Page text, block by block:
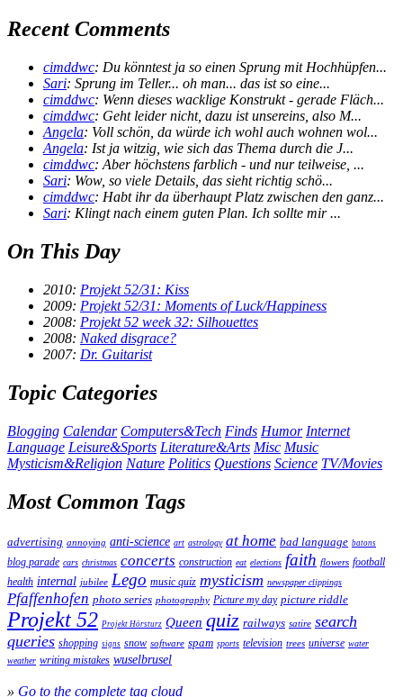
Recent Comments
cimddwc: Du könntest ja so einen Sprung mit Hochhüpfen...
Sari: Sprung im Teller... oh man... das ist so eine...
cimddwc: Wenn dieses wacklige Konstrukt - gerade Fläch...
cimddwc: Geht leider nicht, dazu ist unsereins, also M...
Angela: Voll schön, da würde ich wohl auch wohnen wol...
Angela: Ist ja witzig, wie sich das Thema durch die J...
cimddwc: Aber höchstens farblich - und nur teilweise, ...
Sari: Wow, so viele Details, das sieht richtig schö...
cimddwc: Habt ihr da überhaupt Platz zwischen den ganz...
Sari: Klingt nach einem guten Plan. Ich sollte mir ...
On This Day
2010: Projekt 52/31: Kiss
2009: Projekt 52/31: Moments of Luck/Happiness
2008: Projekt 52 week 32: Silhouettes
2008: Naked disgrace?
2007: Dr. Guitarist
Topic Categories
Blogging Calendar Computers&Tech Finds Humor Internet
Language Leisure&Sports Literature&Arts Misc Music
Mysticism&Religion Nature Politics Questions Science TV/Movies
Most Common Tags
advertising annoying anti-science art astrology at home bad language batons
blog parade cars christmas concerts construction eat elections faith flowers football
health internal jubilee Lego music quiz mysticism newspaper clippings
Pfaffenhofen photo series photography Picture my day picture riddle
Projekt 52 Projekt Hörsturz Queen quiz railways satire search
queries shopping signs snow software spam sports television trees universe water
weather writing mistakes wuselbrusel
» Go to the complete tag cloud